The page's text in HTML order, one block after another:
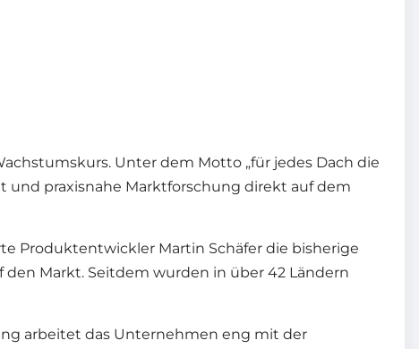
Unter dem Motto „für jedes Dach die
und praxisnahe Marktforschung direkt auf dem
Produktentwickler Martin Schäfer die bisherige
Markt. Seitdem wurden in über 42 Ländern
arbeitet das Unternehmen eng mit der